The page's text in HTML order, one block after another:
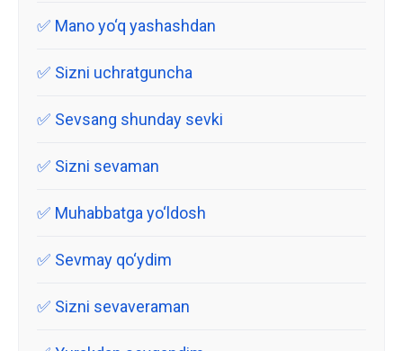
Mano yo‘q yashashdan
Sizni uchratguncha
Sevsang shunday sevki
Sizni sevaman
Muhabbatga yo‘ldosh
Sevmay qo‘ydim
Sizni sevaveraman